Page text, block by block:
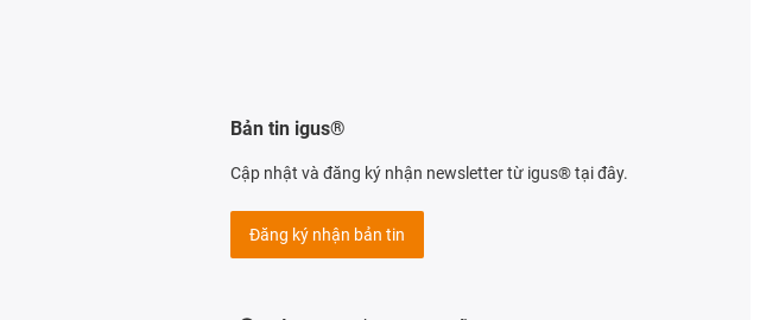
Bản tin igus®
Cập nhật và đăng ký nhận newsletter từ igus® tại đây.
Đăng ký nhận bản tin